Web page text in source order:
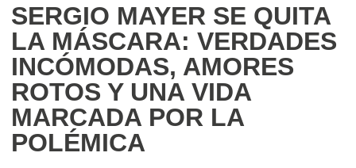
SERGIO MAYER SE QUITA
LA MÁSCARA: VERDADES
INCÓMODAS, AMORES
ROTOS Y UNA VIDA
MARCADA POR LA
POLÉMICA